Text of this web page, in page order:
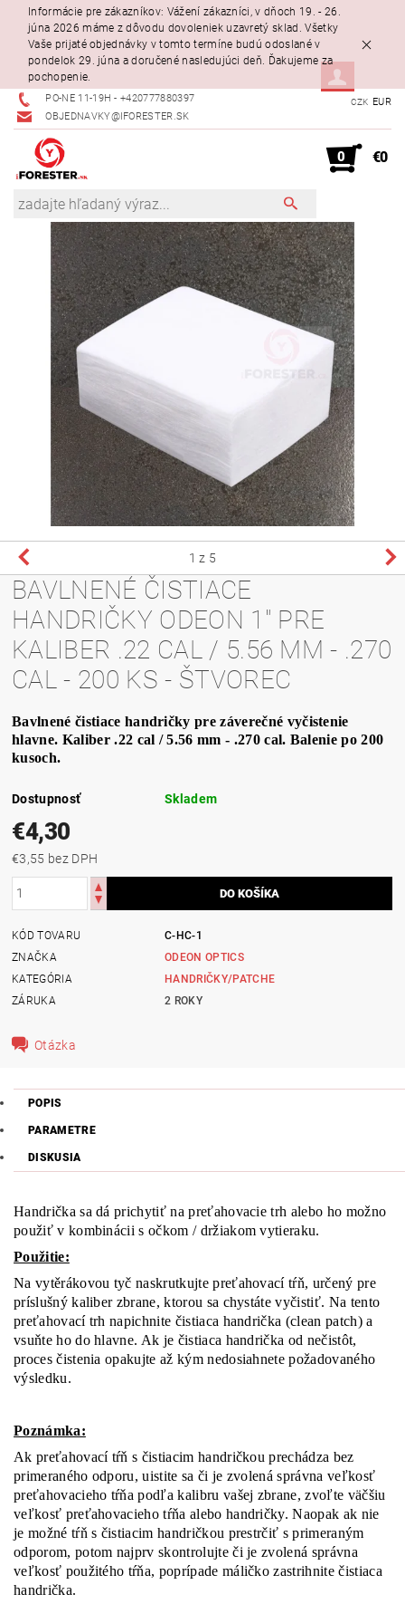
Informácie pre zákazníkov: Vážení zákazníci, v dňoch 19. - 26.
júna 2026 máme z dôvodu dovoleniek uzavretý sklad. Všetky
Vaše prijaté objednávky v tomto termíne budú odoslané v
pondelok 29. júna a doručené nasledujúci deň. Ďakujeme za
pochopenie.
PO-NE 11-19H - +420777880397
OBJEDNAVKY@IFORESTER.SK
CZK EUR
0 €0
1 z 5
BAVLNENÉ ČISTIACE
HANDRIČKY ODEON 1" PRE
KALIBER .22 CAL / 5.56 MM - .270
CAL - 200 KS - ŠTVOREC
Bavlnené čistiace handričky pre záverečné vyčistenie
hlavne. Kaliber .22 cal / 5.56 mm - .270 cal. Balenie po 200
kusoch.
Dostupnosť Skladem
€4,30
€3,55 bez DPH
KÓD TOVARU
C-HC-1
ZNAČKA
ODEON OPTICS
KATEGÓRIA
HANDRIČKY/PATCHE
ZÁRUKA
2 ROKY
Otázka
POPIS
PARAMETRE
DISKUSIA
Handrička sa dá prichytiť na preťahovacie trh alebo ho možno
použiť v kombinácii s očkom / držiakom vytieraku.
Použitie:
Na vytěrákovou tyč naskrutkujte preťahovací tŕň, určený pre
príslušný kaliber zbrane, ktorou sa chystáte vyčistiť. Na tento
preťahovací trh napichnite čistiaca handrička (clean patch) a
vsuňte ho do hlavne. Ak je čistiaca handrička od nečistôt,
proces čistenia opakujte až kým nedosiahnete požadovaného
výsledku.
Poznámka:
Ak preťahovací tŕň s čistiacim handričkou prechádza bez
primeraného odporu, uistite sa či je zvolená správna veľkosť
preťahovacieho tŕňa podľa kalibru vašej zbrane, zvoľte väčšiu
veľkosť preťahovacieho tŕňa alebo handričky. Naopak ak nie
je možné tŕň s čistiacim handričkou prestrčiť s primeraným
odporom, potom najprv skontrolujte či je zvolená správna
veľkosť použitého tŕňa, poprípade máličko zastrihnite čistiaca
handrička.